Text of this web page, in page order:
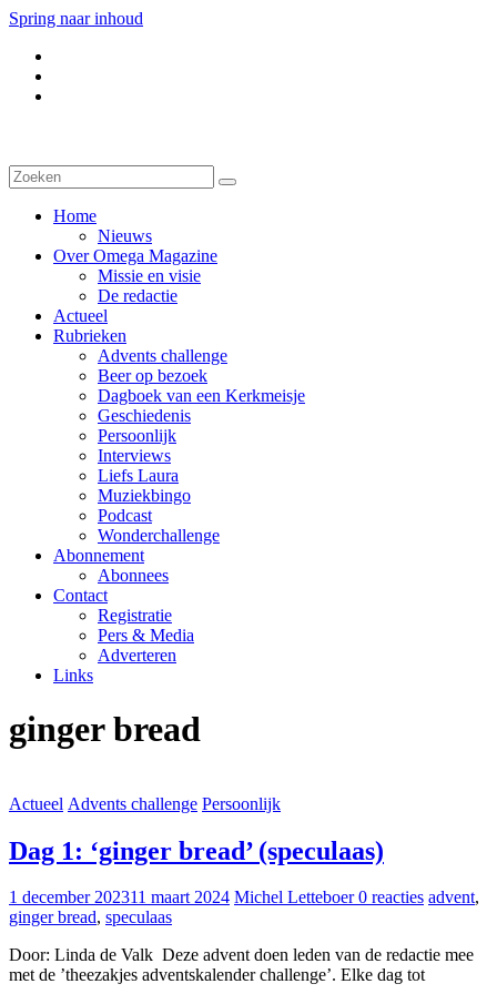
Spring naar inhoud
Home
Nieuws
Over Omega Magazine
Missie en visie
De redactie
Actueel
Rubrieken
Advents challenge
Beer op bezoek
Dagboek van een Kerkmeisje
Geschiedenis
Persoonlijk
Interviews
Liefs Laura
Muziekbingo
Podcast
Wonderchallenge
Abonnement
Abonnees
Contact
Registratie
Pers & Media
Adverteren
Links
ginger bread
Actueel Advents challenge Persoonlijk
Dag 1: ‘ginger bread’ (speculaas)
1 december 202311 maart 2024 Michel Letteboer0 reacties advent,
ginger bread, speculaas
Door: Linda de Valk Deze advent doen leden van de redactie mee
met de ’theezakjes adventskalender challenge’. Elke dag tot